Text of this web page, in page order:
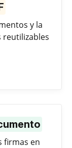
y la
reutilizables
firmas en